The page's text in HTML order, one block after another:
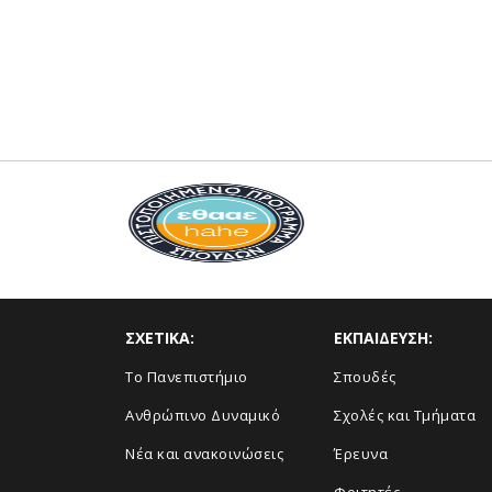
ΣΧΕΤΙΚΑ:
Το Πανεπιστήμιο
Ανθρώπινο Δυναμικό
Νέα και ανακοινώσεις
ΕΚΠΑΙΔΕΥΣΗ:
Σπουδές
Σχολές και Τμήματα
Έρευνα